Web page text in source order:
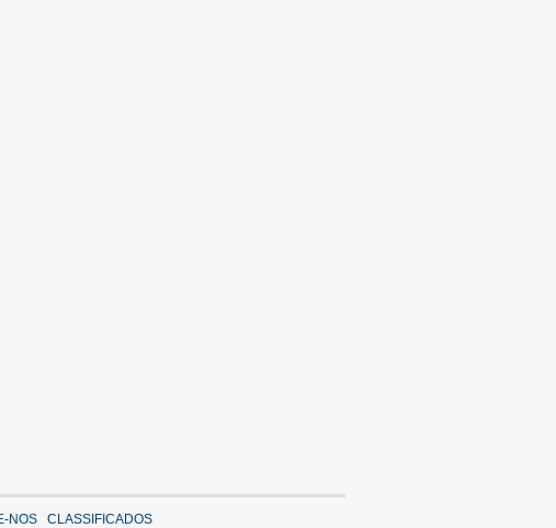
NOS CLASSIFICADOS